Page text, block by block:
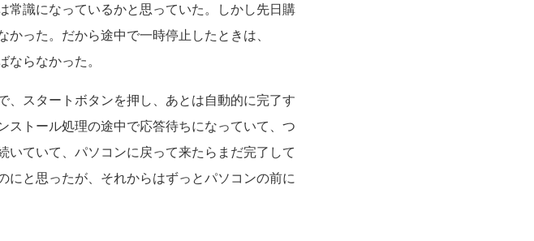
常識になっているかと思っていた。しかし先日購
った。だから途中で一時停止したときは、
らなかった。
、スタートボタンを押し、あとは自動的に完了す
ストール処理の途中で応答待ちになっていて、つ
いていて、パソコンに戻って来たらまだ完了して
にと思ったが、それからはずっとパソコンの前に